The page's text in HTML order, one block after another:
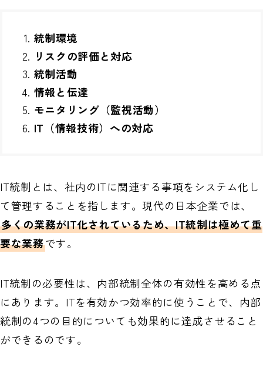
統制環境
リスクの評価と対応
統制活動
情報と伝達
モニタリング（監視活動）
IT（情報技術）への対応
IT統制とは、社内のITに関連する事項をシステム化し
て管理することを指します。現代の日本企業では、
多くの業務がIT化されているため、IT統制は極めて重
要な業務です。
IT統制の必要性は、内部統制全体の有効性を高める点
にあります。ITを有効かつ効率的に使うことで、内部
統制の4つの目的についても効果的に達成させること
ができるのです。